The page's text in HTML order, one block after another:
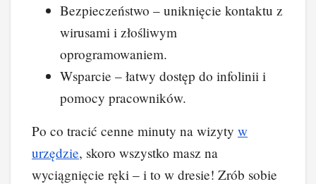
Bezpieczeństwo – uniknięcie kontaktu z
wirusami i złośliwym
oprogramowaniem.
Wsparcie – łatwy dostęp do infolinii i
pomocy pracowników.
Po co tracić cenne minuty na wizyty w
urzędzie, skoro wszystko masz na
wyciągnięcie ręki – i to w dresie! Zrób sobie